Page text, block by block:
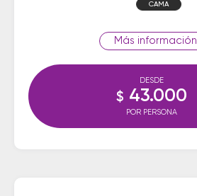
CAMA
información
DESDE
$ 43.000
POR PERSONA